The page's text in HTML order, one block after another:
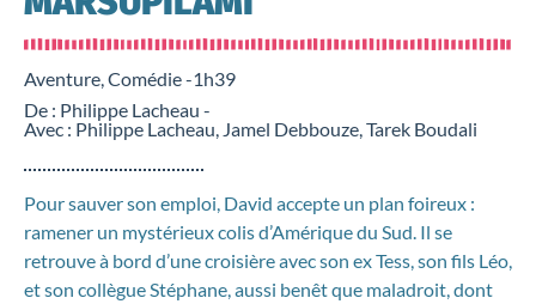
Aventure, Comédie -1h39
De : Philippe Lacheau -
Avec : Philippe Lacheau, Jamel Debbouze, Tarek Boudali
Pour sauver son emploi, David accepte un plan foireux :
ramener un mystérieux colis d’Amérique du Sud. Il se
retrouve à bord d’une croisière avec son ex Tess, son fils Léo,
et son collègue Stéphane, aussi benêt que maladroit, dont